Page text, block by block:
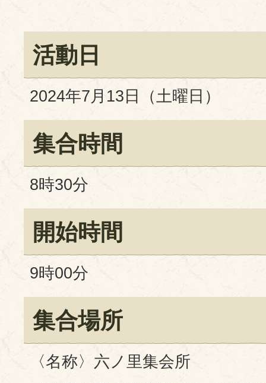
活動日
2024年7月13日（土曜日）
集合時間
8時30分
開始時間
9時00分
集合場所
〈名称〉六ノ里集会所